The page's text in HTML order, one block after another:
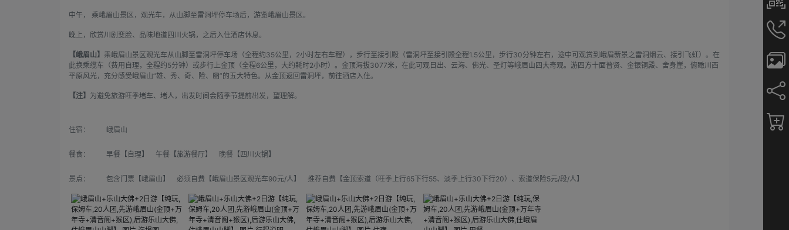
中午， 乘峨眉山景区，观光车，从山脚至雷洞坪停车场后，游览峨眉山景区。
晚上，欣赏川剧变脸、品味地道四川火锅，之后入住酒店休息。
【峨眉山】 乘峨眉山景区观光车从山脚至雷洞坪停车场（全程约35公里，2小时左右车程），步行至接引殿（雷洞坪至接引殿全程1.5公里，步行30分钟左右，途中可观赏到峨眉新景之雷洞烟云、接引飞虹）。在
此换乘缆车（费用自理，全程约5分钟）或步行上金顶（全程6公里，大约耗时2小时）。金顶海拔3077米，在此可观日出、云海、佛光、圣灯等峨眉山四大奇观。游四方十面普贤、金银铜殿、舍身崖，俯瞰川西
平原风光，充分感受峨眉山“雄、秀、奇、险、幽”的五大特色。从金顶返回雷洞坪，前往酒店入住。
【注】 为避免旅游旺季堵车、堵人，出发时间会随季节提前出发，望理解。
住宿： 峨眉山
餐食： 早餐【自理】 午餐【旅游餐厅】 晚餐【四川火锅】
景点： 包含门票【峨眉山】 必须自费【峨眉山景区观光车90元/人】 推荐自费【金顶索道（旺季上行65下行55、淡季上行30下行20）、索道保险5元/段/人】